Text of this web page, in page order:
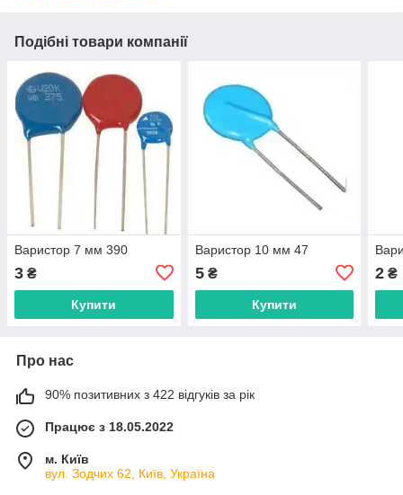
Подібні товари компанії
Варистор 7 мм 390
3 ₴
Купити
Варистор 10 мм 47
5₴
Купити
2 ₴
Про нас
90% позитивних з 422 відгуків за рік
Працює з 18.05.2022
м. Київ
вул. Зодчих 62, Київ, Україна